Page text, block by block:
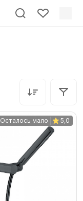
Осталось мало 5,0